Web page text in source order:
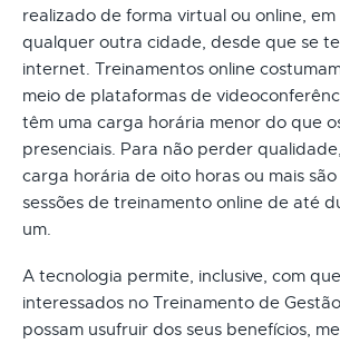
realizado de forma virtual ou online,
qualquer outra cidade, desde que se
internet. Treinamentos online
meio de plataformas de
têm uma carga horária menor do que
presenciais. Para não perder
carga horária de oito horas ou mais
sessões de treinamento online de até
um.
A tecnologia permite, inclusive, com
interessados no Treinamento de
possam usufruir dos seus benefícios,